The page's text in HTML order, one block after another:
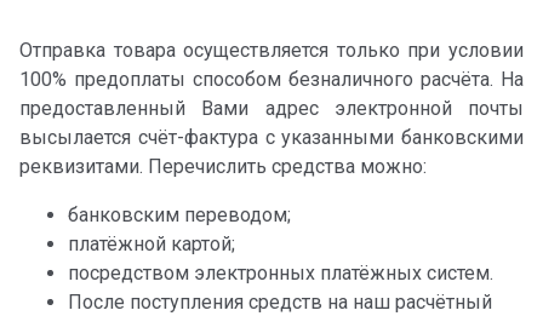
Отправка товара осуществляется только при условии
100% предоплаты способом безналичного расчёта. На
предоставленный Вами адрес электронной почты
высылается счёт-фактура с указанными банковскими
реквизитами. Перечислить средства можно:
банковским переводом;
платёжной картой;
посредством электронных платёжных систем.
После поступления средств на наш расчётный